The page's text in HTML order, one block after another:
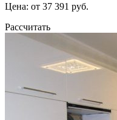
Цена: от 37 391 руб.
Рассчитать